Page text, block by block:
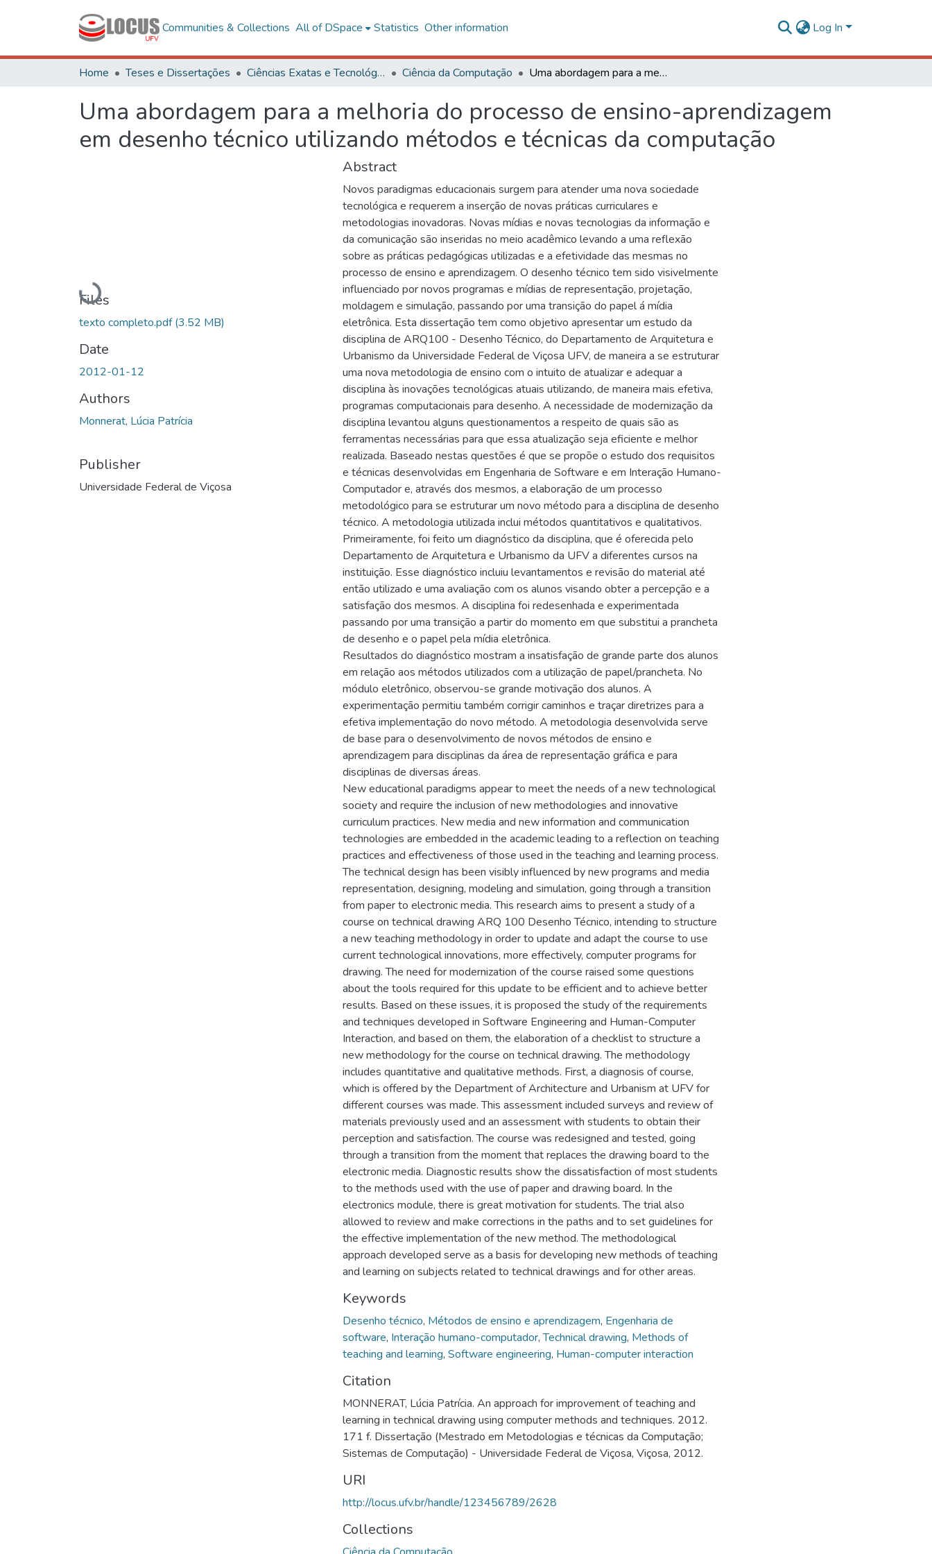
Communities & Collections All of DSpace Statistics Other information Log In
Home Teses e Dissertações Ciências Exatas e Tecnológicas Ciência da Computação Uma abordagem para a melhoria do processo de ensino-aprendizagem em desenho técnico utilizando métodos e técnicas da computação
Uma abordagem para a melhoria do processo de ensino-aprendizagem
em desenho técnico utilizando métodos e técnicas da computação
Loading...
Files
texto completo.pdf(3.52 MB)
Date
2012-01-12
Authors
Monnerat, Lúcia Patrícia
Publisher
Universidade Federal de Viçosa
Abstract
Novos paradigmas educacionais surgem para atender uma nova sociedade
tecnológica e requerem a inserção de novas práticas curriculares e
metodologias inovadoras. Novas mídias e novas tecnologias da informação e
da comunicação são inseridas no meio acadêmico levando a uma reflexão
sobre as práticas pedagógicas utilizadas e a efetividade das mesmas no
processo de ensino e aprendizagem. O desenho técnico tem sido visivelmente
influenciado por novos programas e mídias de representação, projetação,
moldagem e simulação, passando por uma transição do papel á mídia
eletrônica. Esta dissertação tem como objetivo apresentar um estudo da
disciplina de ARQ100 - Desenho Técnico, do Departamento de Arquitetura e
Urbanismo da Universidade Federal de Viçosa UFV, de maneira a se estruturar
uma nova metodologia de ensino com o intuito de atualizar e adequar a
disciplina às inovações tecnológicas atuais utilizando, de maneira mais efetiva,
programas computacionais para desenho. A necessidade de modernização da
disciplina levantou alguns questionamentos a respeito de quais são as
ferramentas necessárias para que essa atualização seja eficiente e melhor
realizada. Baseado nestas questões é que se propõe o estudo dos requisitos
e técnicas desenvolvidas em Engenharia de Software e em Interação Humano-
Computador e, através dos mesmos, a elaboração de um processo
metodológico para se estruturar um novo método para a disciplina de desenho
técnico. A metodologia utilizada inclui métodos quantitativos e qualitativos.
Primeiramente, foi feito um diagnóstico da disciplina, que é oferecida pelo
Departamento de Arquitetura e Urbanismo da UFV a diferentes cursos na
instituição. Esse diagnóstico incluiu levantamentos e revisão do material até
então utilizado e uma avaliação com os alunos visando obter a percepção e a
satisfação dos mesmos. A disciplina foi redesenhada e experimentada
passando por uma transição a partir do momento em que substitui a prancheta
de desenho e o papel pela mídia eletrônica.
Resultados do diagnóstico mostram a insatisfação de grande parte dos alunos
em relação aos métodos utilizados com a utilização de papel/prancheta. No
módulo eletrônico, observou-se grande motivação dos alunos. A
experimentação permitiu também corrigir caminhos e traçar diretrizes para a
efetiva implementação do novo método. A metodologia desenvolvida serve
de base para o desenvolvimento de novos métodos de ensino e
aprendizagem para disciplinas da área de representação gráfica e para
disciplinas de diversas áreas.
New educational paradigms appear to meet the needs of a new technological
society and require the inclusion of new methodologies and innovative
curriculum practices. New media and new information and communication
technologies are embedded in the academic leading to a reflection on teaching
practices and effectiveness of those used in the teaching and learning process.
The technical design has been visibly influenced by new programs and media
representation, designing, modeling and simulation, going through a transition
from paper to electronic media. This research aims to present a study of a
course on technical drawing ARQ 100 Desenho Técnico, intending to structure
a new teaching methodology in order to update and adapt the course to use
current technological innovations, more effectively, computer programs for
drawing. The need for modernization of the course raised some questions
about the tools required for this update to be efficient and to achieve better
results. Based on these issues, it is proposed the study of the requirements
and techniques developed in Software Engineering and Human-Computer
Interaction, and based on them, the elaboration of a checklist to structure a
new methodology for the course on technical drawing. The methodology
includes quantitative and qualitative methods. First, a diagnosis of course,
which is offered by the Department of Architecture and Urbanism at UFV for
different courses was made. This assessment included surveys and review of
materials previously used and an assessment with students to obtain their
perception and satisfaction. The course was redesigned and tested, going
through a transition from the moment that replaces the drawing board to the
electronic media. Diagnostic results show the dissatisfaction of most students
to the methods used with the use of paper and drawing board. In the
electronics module, there is great motivation for students. The trial also
allowed to review and make corrections in the paths and to set guidelines for
the effective implementation of the new method. The methodological
approach developed serve as a basis for developing new methods of teaching
and learning on subjects related to technical drawings and for other areas.
Keywords
Desenho técnico, Métodos de ensino e aprendizagem, Engenharia de
software, Interação humano-computador,Technical drawing, Methods of
teaching and learning, Software engineering, Human-computer interaction
Citation
MONNERAT, Lúcia Patrícia. An approach for improvement of teaching and
learning in technical drawing using computer methods and techniques. 2012.
171 f. Dissertação (Mestrado em Metodologias e técnicas da Computação;
Sistemas de Computação) - Universidade Federal de Viçosa, Viçosa, 2012.
URI
http://locus.ufv.br/handle/123456789/2628
Collections